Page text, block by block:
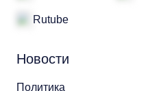
Новости
Политика
Rutube